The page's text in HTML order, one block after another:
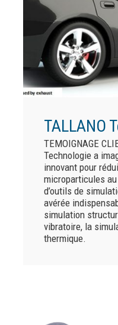
TALLANO
TEMOIGNAGE
Technologie a
innovant pour
microparticules
d’outils de
avérée
simulation
vibratoire, la
thermique.